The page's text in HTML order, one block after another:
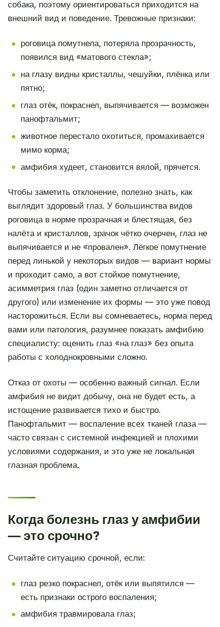
собака, поэтому ориентироваться приходится на
внешний вид и поведение. Тревожные признаки:
роговица помутнела, потеряла прозрачность,
появился вид «матового стекла»;
на глазу видны кристаллы, чешуйки, плёнка или
пятно;
глаз отёк, покраснел, выпячивается — возможен
панофтальмит;
животное перестало охотиться, промахивается
мимо корма;
амфибия худеет, становится вялой, прячется.
Чтобы заметить отклонение, полезно знать, как
выглядит здоровый глаз. У большинства видов
роговица в норме прозрачная и блестящая, без
налёта и кристаллов, зрачок чётко очерчен, глаз не
выпячивается и не «провален». Лёгкое помутнение
перед линькой у некоторых видов — вариант нормы
и проходит само, а вот стойкое помутнение,
асимметрия глаз (один заметно отличается от
другого) или изменение их формы — это уже повод
насторожиться. Если вы сомневаетесь, норма перед
вами или патология, разумнее показать амфибию
специалисту: оценить глаз «на глаз» без опыта
работы с холоднокровными сложно.
Отказ от охоты — особенно важный сигнал. Если
амфибия не видит добычу, она не будет есть, а
истощение развивается тихо и быстро.
Панофтальмит — воспаление всех тканей глаза —
часто связан с системной инфекцией и плохими
условиями содержания, и это уже не локальная
глазная проблема.
Когда болезнь глаз у амфибии
— это срочно?
Считайте ситуацию срочной, если:
глаз резко покраснел, отёк или выпятился —
есть признаки острого воспаления;
амфибия травмировала глаз;